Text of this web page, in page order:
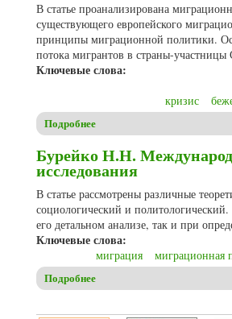
В статье проанализирована
существующего европейского
принципы миграционной политики.
потока мигрантов в страны-участницы
Ключевые слова:
кризис
Подробнее
Бурейко Н.Н.
исследования
В статье рассмотрены различные
социологический и
его детальном анализе, так и при
Ключевые слова:
миграция миграционная
Подробнее